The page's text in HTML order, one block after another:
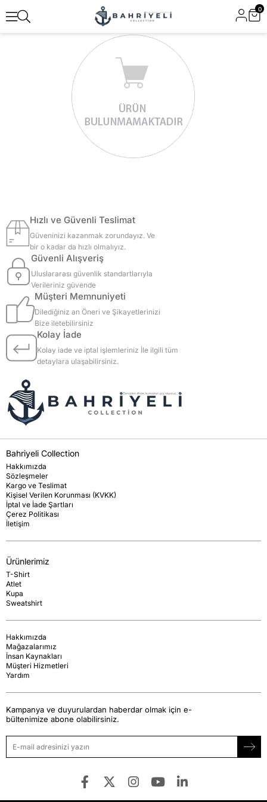
0
Hızlı ve Güvenli Teslimat
Güveninizi kazanmak zorundayız. Ve
bir o kadar da hızlı olmalıyız.
Güvenli Alışveriş
Uluslararası güvenlik standartlarıyla
Verileriniz güvende
Müşteri Memnuniyeti
Dilediğiniz an Öneri ve Şikayetlerinizi
Bize iletebilirsiniz
Kolay İade
Kolay iade ve iptal işlemleriniz İle ilgili tüm
detaylara ulaşabilirsiniz.
Bahriyeli Collection
Hakkımızda
Sözleşmeler
Kargo ve Teslimat
Kişisel Verilen Korunması (KVKK)
İptal ve İade Şartları
Çerez Politikası
İletişim
Ürünlerimiz
T-Shirt
Atlet
Kupa
Sweatshirt
Hakkımızda
Mağazalarımız
İnsan Kaynakları
Müşteri Hizmetleri
Yardım
Kampanya ve duyurulardan haberdar olmak için e-
bültenimize abone olabilirsiniz.